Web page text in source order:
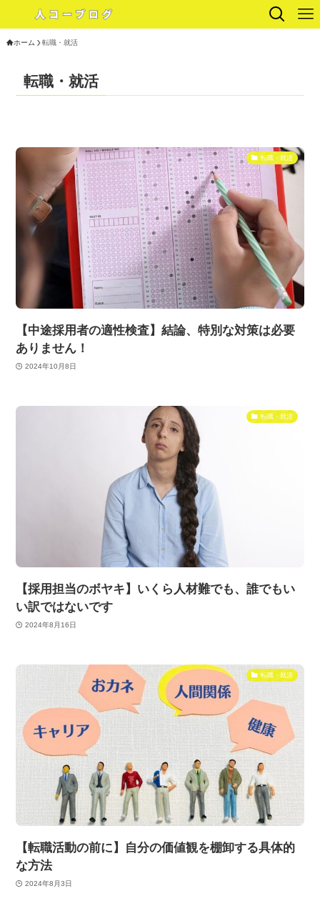
ホーム 転職・就活
転職・就活
転職・就活
【中途採用者の適性検査】結論、特別な対策は必要
ありません！
2024年10月8日
転職・就活
【採用担当のボヤキ】いくら人材難でも、誰でもい
い訳ではないです
2024年8月16日
転職・就活
【転職活動の前に】自分の価値観を棚卸する具体的
な方法
2024年8月3日